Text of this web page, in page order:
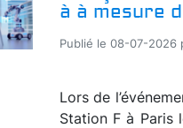
à à mesure
Publié le 08-07-2026
Lors de
Station F à